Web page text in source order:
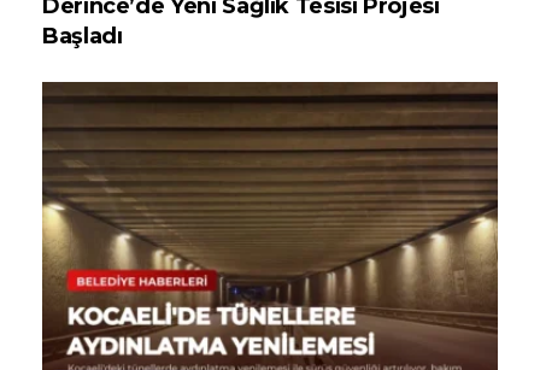
Derince’de Yeni Sağlık Tesisi Projesi
Başladı